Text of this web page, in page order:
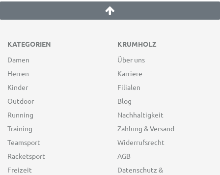
KATEGORIEN
Damen
Herren
Kinder
Outdoor
Running
Training
Teamsport
Racketsport
Freizeit
KRUMHOLZ
Über uns
Karriere
Filialen
Blog
Nachhaltigkeit
Zahlung & Versand
Widerrufsrecht
AGB
Datenschutz &